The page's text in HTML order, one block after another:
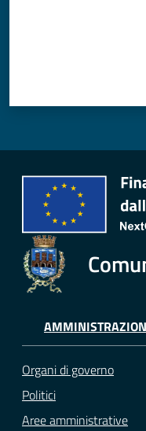
Organi di governo
Politici
Aree amministrative